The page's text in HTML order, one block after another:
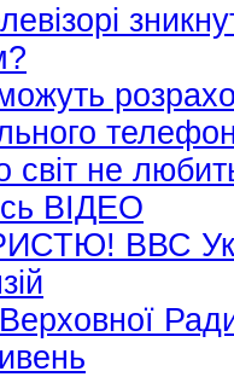
не
ВІДЕО
ВВС
Верховної